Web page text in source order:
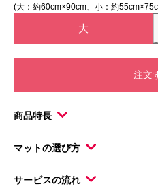
(大：約60cm×90cm、小：約
大
注文
商品特長
マットの選び方
サービスの流れ